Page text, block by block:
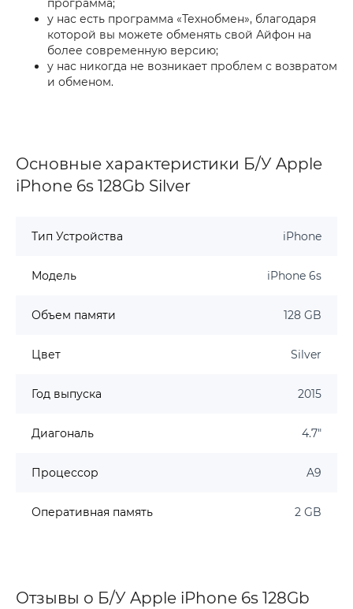
программа;
у нас есть программа «Технобмен», благодаря
которой вы можете обменять свой Айфон на
более современную версию;
у нас никогда не возникает проблем с возвратом
и обменом.
Основные характеристики Б/У Apple
iPhone 6s 128Gb Silver
Тип Устройства iPhone
Модель iPhone 6s
Объем памяти 128 GB
Цвет Silver
Год выпуска 2015
Диагональ 4.7"
Процессор A9
Оперативная память 2 GB
Отзывы о Б/У Apple iPhone 6s 128Gb